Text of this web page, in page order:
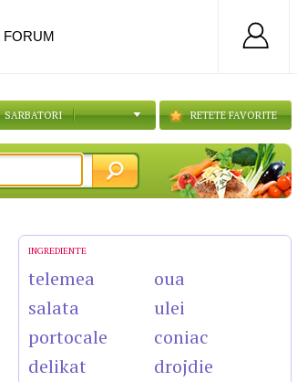
SARBATORI RETETE FAVORITE
INGREDIENTE
telemea
salata
portocale
delikat
oua
ulei
coniac
drojdie
FORUM